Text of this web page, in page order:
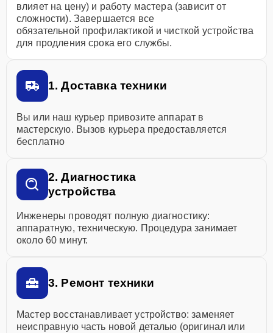
влияет на цену) и работу мастера (зависит от
сложности). Завершается все
обязательной профилактикой и чисткой устройства
для продления срока его службы.
1. Доставка техники
Вы или наш курьер привозите аппарат в
мастерскую. Вызов курьера предоставляется
бесплатно
2. Диагностика
устройства
Инженеры проводят полную диагностику:
аппаратную, техническую. Процедура занимает
около 60 минут.
3. Ремонт техники
Мастер восстанавливает устройство: заменяет
неисправную часть новой деталью (оригинал или